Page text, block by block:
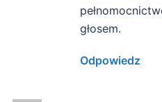
głosem.
Odpowiedz